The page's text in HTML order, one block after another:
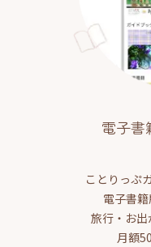
電子書
ことりっぷ
電子書籍
旅行・お
月額